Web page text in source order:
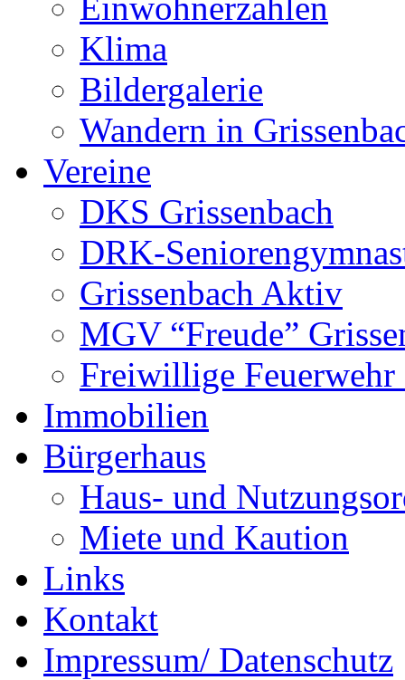
Klima
Bildergalerie
Wandern in
Vereine
DKS Grissenbach
DRK-
Grissenbach Aktiv
MGV “Freude”
Freiwillige Feuerwehr
Immobilien
Bürgerhaus
Haus- und
Miete und Kaution
Links
Kontakt
Impressum/ Datenschutz